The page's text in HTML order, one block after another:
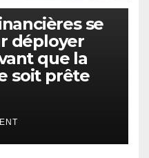
se
déployer
que la
soit prête